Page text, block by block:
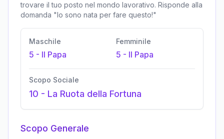
trovare il tuo posto nel mondo lavorativo. Risponde alla
domanda "Io sono nata per fare questo!"
Maschile
5 - Il Papa
Femminile
5 - Il Papa
Scopo Sociale
10 - La Ruota della Fortuna
Scopo Generale